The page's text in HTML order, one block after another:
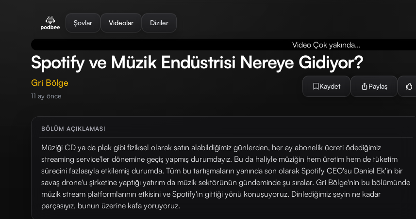
Şovlar Videolar Diziler
Video Çok yakında...
Spotify ve Müzik Endüstrisi Nereye Gidiyor?
Gri Bölge
11 ay önce
Kaydet Paylaş
BÖLÜM AÇIKLAMASI
Müziği CD ya da plak gibi fiziksel olarak satın alabildiğimiz günlerden, her ay abonelik ücreti ödediğimiz
streaming service'ler dönemine geçiş yapmış durumdayız. Bu da haliyle müziğin hem üretim hem de tüketim
sürecini fazlasıyla etkilemiş durumda. Tüm bu tartışmaların yanında son olarak Spotify CEO'su Daniel Ek'in bir
savaş drone'u şirketine yaptığı yatırım da müzik sektörünün gündeminde şu sıralar. Gri Bölge'nin bu bölümünde
müzik stream platformlarının etkisini ve Spotify'ın gittiği yönü konuşuyoruz. Dinlediğimiz şeyin ne kadar
parçasıyız, bunun üzerine kafa yoruyoruz.